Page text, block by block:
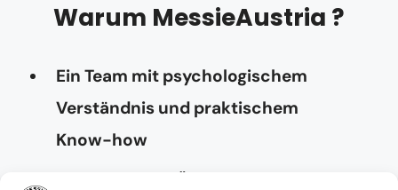
Warum MessieAustria ?
Ein Team mit psychologischem
Verständnis und praktischem
Know-how